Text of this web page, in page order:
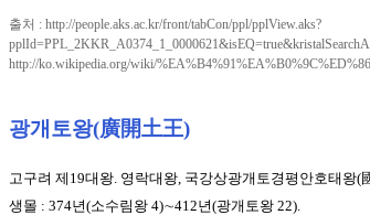
출처 : http://people.aks.ac.kr/front/tabCon/ppl/pplView.aks?
http://ko.wikipedia.org/wiki/
광개토왕(廣開土王)
고구려 제19대왕. 영락대왕, 국강상광개토경평안호태왕(
생몰 : 374년(소수림왕 4)∼412년(광개토왕 22).